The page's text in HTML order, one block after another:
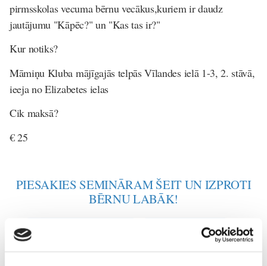
pirmsskolas vecuma bērnu vecākus,kuriem ir daudz
jautājumu "Kāpēc?" un "Kas tas ir?"
Kur notiks?
Māmiņu Kluba mājīgajās telpās Vīlandes ielā 1-3, 2. stāvā,
ieeja no Elizabetes ielas
Cik maksā?
€ 25
PIESAKIES SEMINĀRAM ŠEIT UN IZPROTI
BĒRNU LABĀK!
Jauno-Māmiņu-Klubs